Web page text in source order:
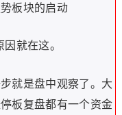
板块的启动
就在这。
就是盘中观察了。大
板复盘都有一个资金